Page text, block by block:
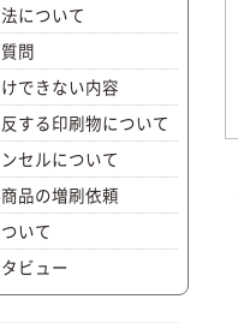
について
問
できない内容
する印刷物について
セルについて
品の増刷依頼
いて
ビュー